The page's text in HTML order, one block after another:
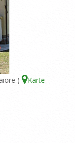
)
Karte